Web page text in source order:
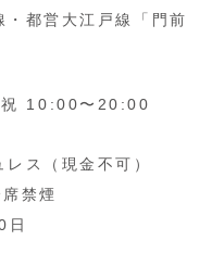
・都営大江戸線「門前
10:00〜20:00
レス（現金不可）
禁煙
日